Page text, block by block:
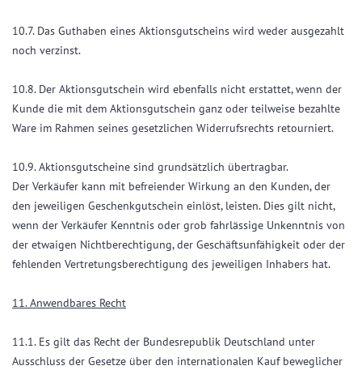
10.7. Das Guthaben eines Aktionsgutscheins wird weder ausgezahlt
noch verzinst.
10.8. Der Aktionsgutschein wird ebenfalls nicht erstattet, wenn der
Kunde die mit dem Aktionsgutschein ganz oder teilweise bezahlte
Ware im Rahmen seines gesetzlichen Widerrufsrechts retourniert.
10.9. Aktionsgutscheine sind grundsätzlich übertragbar.
Der Verkäufer kann mit befreiender Wirkung an den Kunden, der
den jeweiligen Geschenkgutschein einlöst, leisten. Dies gilt nicht,
wenn der Verkäufer Kenntnis oder grob fahrlässige Unkenntnis von
der etwaigen Nichtberechtigung, der Geschäftsunfähigkeit oder der
fehlenden Vertretungsberechtigung des jeweiligen Inhabers hat.
11. Anwendbares Recht
11.1. Es gilt das Recht der Bundesrepublik Deutschland unter
Ausschluss der Gesetze über den internationalen Kauf beweglicher